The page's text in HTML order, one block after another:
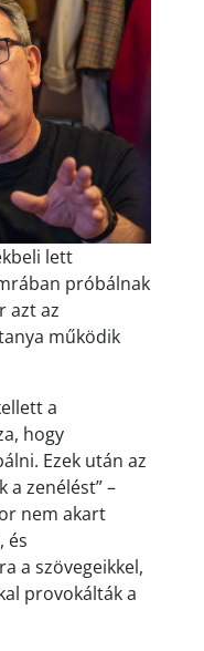
lett
próbálnak
azt az
működik
a
hogy
Ezek után az
zenélést” –
nem akart
és
a szövegeikkel,
provokálták a